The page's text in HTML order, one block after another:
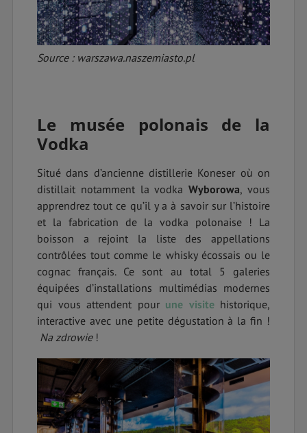
Source : warszawa.naszemiasto.pl
Le musée polonais de la
Vodka
Situé dans d’ancienne distillerie Koneser où on
distillait notamment la vodkaWyborowa, vous
apprendrez tout ce qu’il y a à savoir sur l’histoire
et la fabrication de la vodka polonaise ! La
boisson a rejoint la liste des appellations
contrôlées tout comme le whisky écossais ou le
cognac français. Ce sont au total 5 galeries
équipées d’installations multimédias modernes
qui vous attendent pour une visitehistorique,
interactive avec une petite dégustation à la fin !
Na zdrowie!